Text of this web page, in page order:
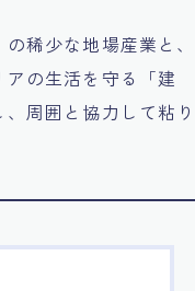
稀少な地場産業と、
の生活を守る「建
周囲と協力して粘り